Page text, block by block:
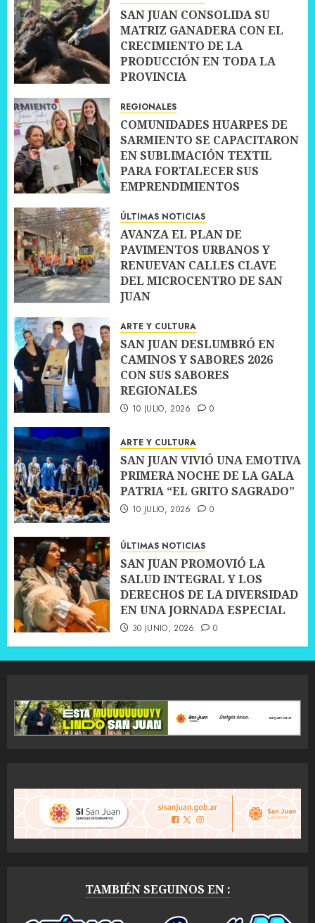
SAN JUAN CONSOLIDA SU
MATRIZ GANADERA CON EL
CRECIMIENTO DE LA
PRODUCCIÓN EN TODA LA
PROVINCIA
REGIONALES
COMUNIDADES HUARPES DE
SARMIENTO SE CAPACITARON
EN SUBLIMACIÓN TEXTIL
PARA FORTALECER SUS
EMPRENDIMIENTOS
ÚLTIMAS NOTICIAS
AVANZA EL PLAN DE
PAVIMENTOS URBANOS Y
RENUEVAN CALLES CLAVE
DEL MICROCENTRO DE SAN
JUAN
ARTE Y CULTURA
SAN JUAN DESLUMBRÓ EN
CAMINOS Y SABORES 2026
CON SUS SABORES
REGIONALES
10 JULIO, 2026 0
ARTE Y CULTURA
SAN JUAN VIVIÓ UNA EMOTIVA
PRIMERA NOCHE DE LA GALA
PATRIA “EL GRITO SAGRADO”
10 JULIO, 2026 0
ÚLTIMAS NOTICIAS
SAN JUAN PROMOVIÓ LA
SALUD INTEGRAL Y LOS
DERECHOS DE LA DIVERSIDAD
EN UNA JORNADA ESPECIAL
30 JUNIO, 2026 0
TAMBIÉN SEGUINOS EN :